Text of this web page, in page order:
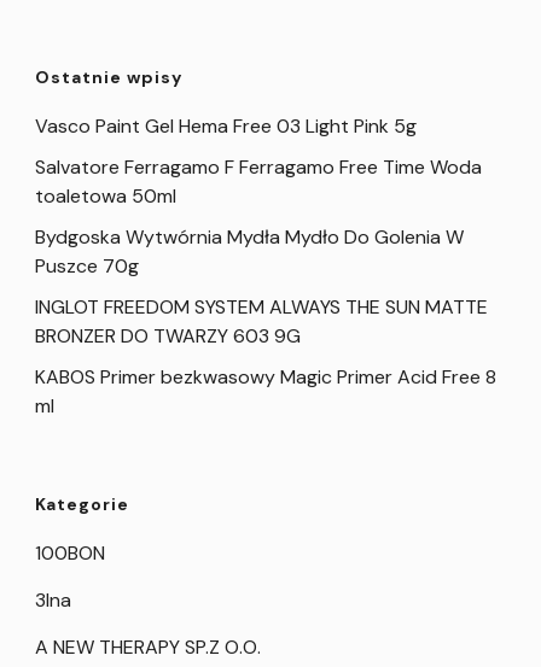
Ostatnie wpisy
Vasco Paint Gel Hema Free 03 Light Pink 5g
Salvatore Ferragamo F Ferragamo Free Time Woda
toaletowa 50ml
Bydgoska Wytwórnia Mydła Mydło Do Golenia W
Puszce 70g
INGLOT FREEDOM SYSTEM ALWAYS THE SUN MATTE
BRONZER DO TWARZY 603 9G
KABOS Primer bezkwasowy Magic Primer Acid Free 8
ml
Kategorie
100BON
3Ina
A NEW THERAPY SP.Z O.O.